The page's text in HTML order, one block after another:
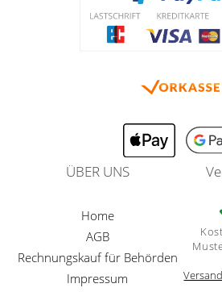
ÜBER UNS
Home
AGB
Rechnungskauf für Behörden
Impressum